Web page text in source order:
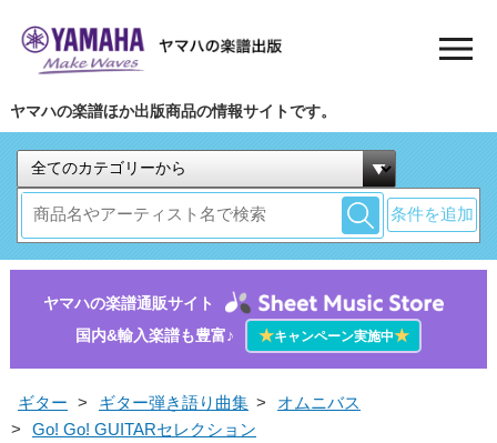
ヤマハの楽譜ほか出版商品の情報サイトです。
条件を追加
ヤマハの楽譜通販サイト
国内&輸入楽譜も豊富♪
★キャンペーン実施中★
ギター > ギター弾き語り曲集 >
オムニバス
>
Go! Go! GUITARセレクション